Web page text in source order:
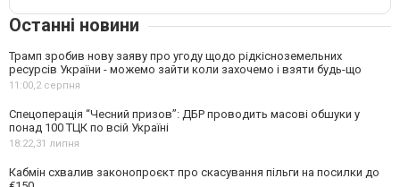
Останні новини
Трамп зробив нову заяву про угоду щодо рідкісноземельних
ресурсів України - можемо зайти коли захочемо і взяти будь-що
11:00,2 серпня
Спецоперація “Чесний призов”: ДБР проводить масові обшуки у
понад 100 ТЦК по всій Україні
18:22,31 липня
Кабмін схвалив законопроєкт про скасування пільги на посилки до